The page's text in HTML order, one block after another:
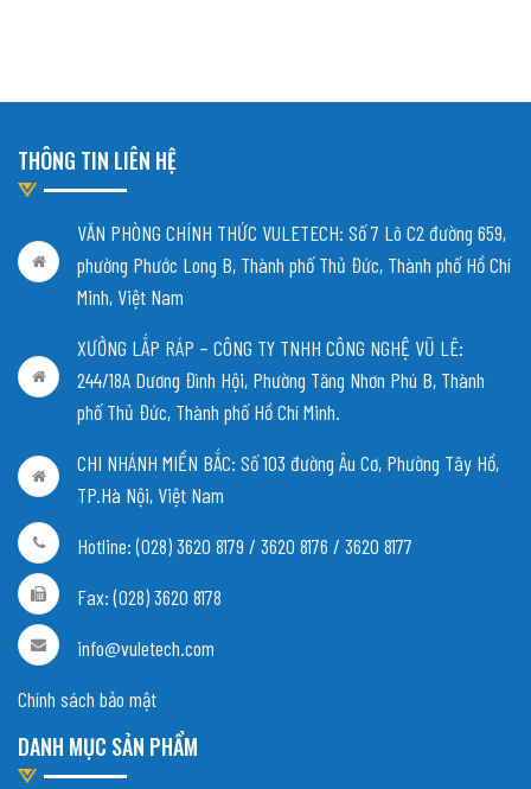
THÔNG TIN LIÊN HỆ
VĂN PHÒNG CHÍNH THỨC VULETECH: Số 7 Lô C2 đường 659,
phường Phước Long B, Thành phố Thủ Đức, Thành phố Hồ Chí
Minh, Việt Nam
XƯỞNG LẮP RÁP – CÔNG TY TNHH CÔNG NGHỆ VŨ LÊ:
244/18A Dương Đình Hội, Phường Tăng Nhơn Phú B, Thành
phố Thủ Đức, Thành phố Hồ Chí Minh.
CHI NHÁNH MIỀN BẮC: Số 103 đường Âu Cơ, Phường Tây Hồ,
TP.Hà Nội, Việt Nam
Hotline: (028) 3620 8179 / 3620 8176 / 3620 8177
Fax: (028) 3620 8178
info@vuletech.com
Chính sách bảo mật
DANH MỤC SẢN PHẨM